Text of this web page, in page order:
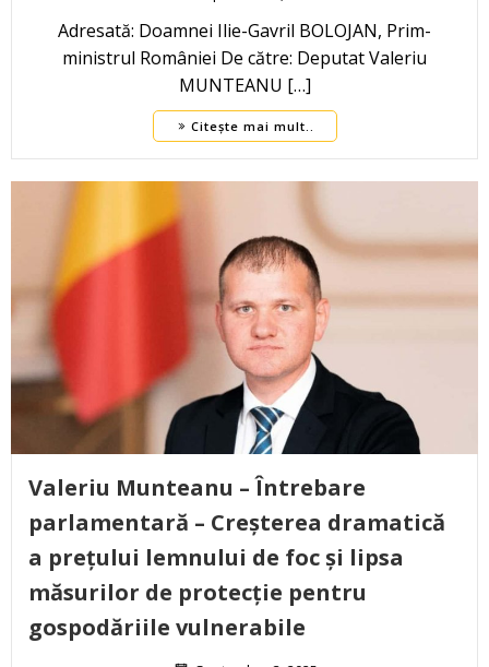
Adresată: Doamnei Ilie-Gavril BOLOJAN, Prim-
ministrul României De către: Deputat Valeriu
MUNTEANU […]
Citește mai mult..
Valeriu Munteanu – Întrebare
parlamentară – Creșterea dramatică
a prețului lemnului de foc și lipsa
măsurilor de protecție pentru
gospodăriile vulnerabile